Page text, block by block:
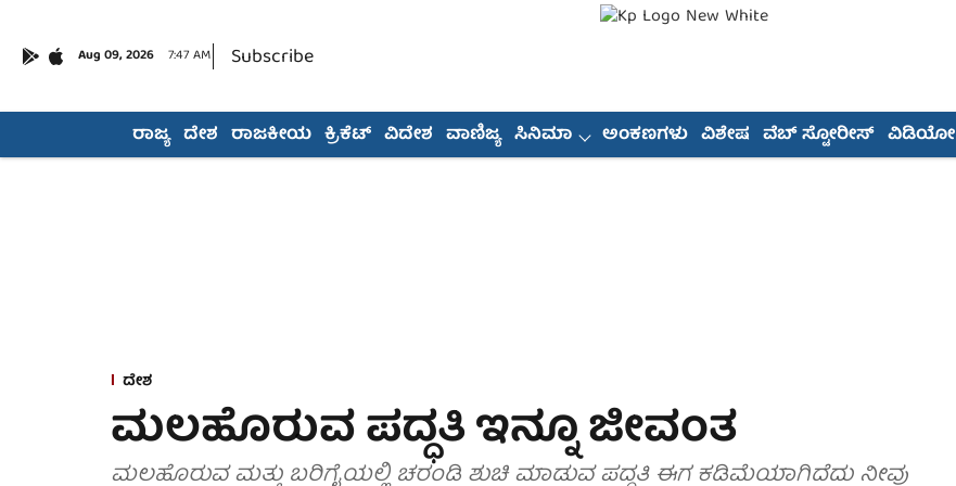
Aug 09, 2026 7:47 AM Subscribe
ರಾಜ್ಯ ದೇಶ ರಾಜಕೀಯ ಕ್ರಿಕೆಟ್ ವಿದೇಶ ವಾಣಿಜ್ಯ ಸಿನಿಮಾ ಅಂಕಣಗಳು ವಿಶೇಷ ವೆಬ್ ಸ್ಟೋರೀಸ್ ವಿಡಿಯೋ
ದೇಶ
ಮಲಹೊರುವ ಪದ್ಧತಿ ಇನ್ನೂ ಜೀವಂತ
ಮಲಹೊರುವ ಮತ್ತು ಬರಿಗೈಯಲ್ಲಿ ಚರಂಡಿ ಶುಚಿ ಮಾಡುವ ಪದ್ಧತಿ ಈಗ ಕಡಿಮೆಯಾಗಿದೆದು ನೀವು